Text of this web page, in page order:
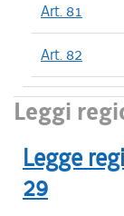
Art. 81
Art. 82
Leggi
Legge
29